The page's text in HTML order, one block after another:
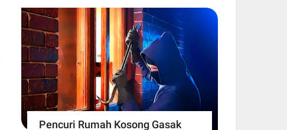
Pencuri Rumah Kosong Gasak